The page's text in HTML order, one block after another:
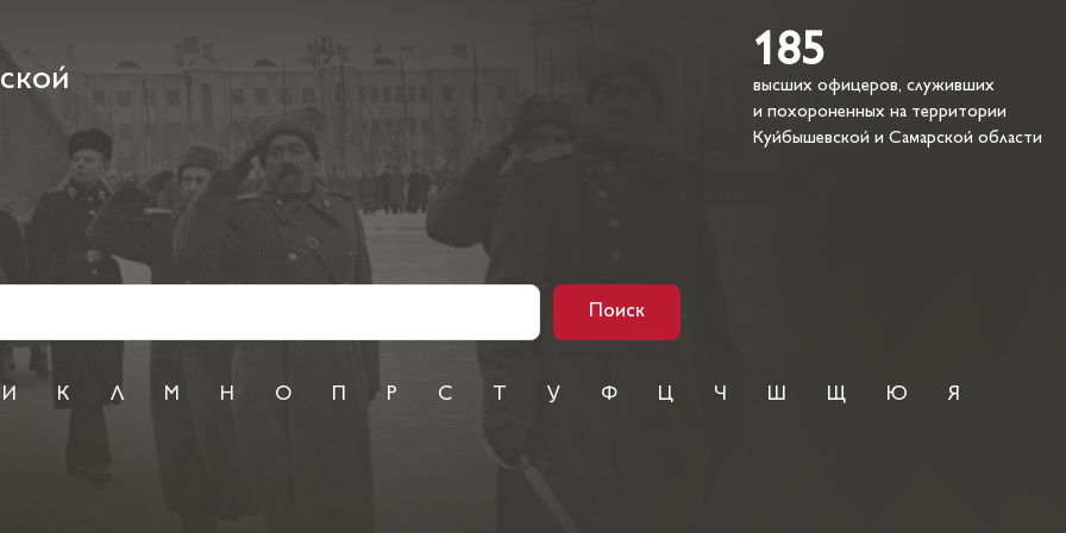
185
высших офицеров, служивших
и похороненных на территории
Куйбышевской и Самарской области
Поиск
И К Л М Н О Р С У Ф Ц Ч Ш Щ Ю Я